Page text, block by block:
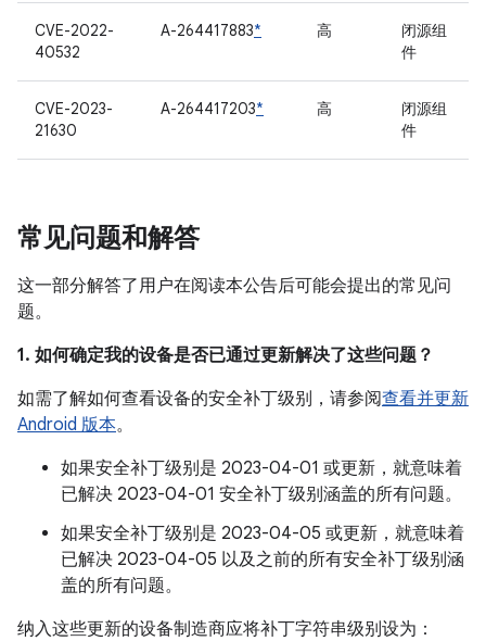
CVE-2022-
40532
A-264417883* 高
闭源组
件
CVE-2023-
21630
A-264417203* 高
闭源组
件
常见问题和解答
这一部分解答了用户在阅读本公告后可能会提出的常见问
题。
1. 如何确定我的设备是否已通过更新解决了这些问题？
如需了解如何查看设备的安全补丁级别，请参阅查看并更新
Android 版本。
如果安全补丁级别是 2023-04-01 或更新，就意味着
已解决 2023-04-01 安全补丁级别涵盖的所有问题。
如果安全补丁级别是 2023-04-05 或更新，就意味着
已解决 2023-04-05 以及之前的所有安全补丁级别涵
盖的所有问题。
纳入这些更新的设备制造商应将补丁字符串级别设为：